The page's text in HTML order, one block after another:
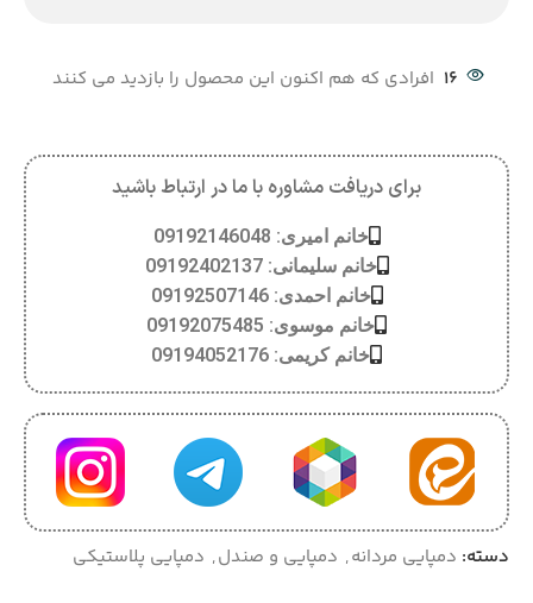
16 افرادی که هم اکنون این محصول را بازدید می کنند
برای دریافت مشاوره با ما در ارتباط باشید
خانم امیری: 09192146048
خانم سلیمانی: 09192402137
خانم احمدی: 09192507146
خانم موسوی: 09192075485
خانم کریمی: 09194052176
دسته: دمپایی مردانه, دمپایی و صندل, دمپایی پلاستیکی